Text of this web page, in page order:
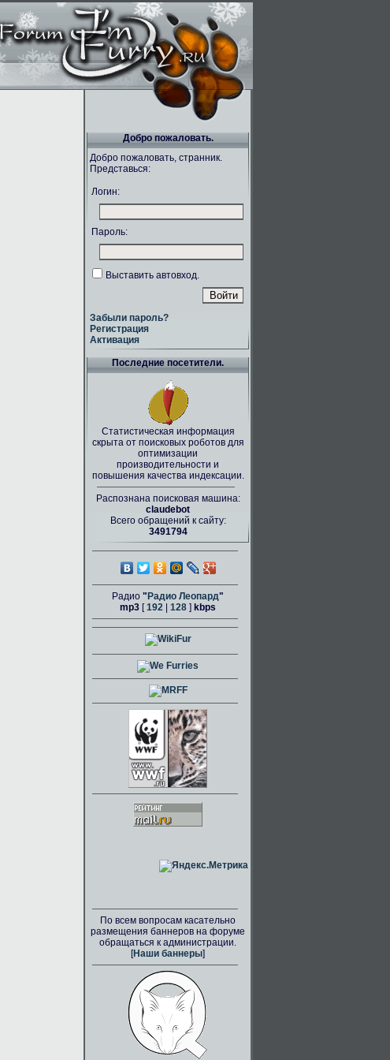
Добро пожаловать.
Добро пожаловать, странник.
Представься:
Логин:
Пароль:
Выставить автовход.
Забыли пароль?
Регистрация
Активация
Последние посетители.
Статистическая информация
скрыта от поисковых роботов для
оптимизации
производительности и
повышения качества индексации.
Распознана поисковая машина:
claudebot
Всего обращений к сайту:
3491794
Радио " Радио Леопард"
mp3 [192 128 ] kbps
По всем вопросам касательно
размещения баннеров на форуме
обращаться к администрации.
[Наши баннеры]